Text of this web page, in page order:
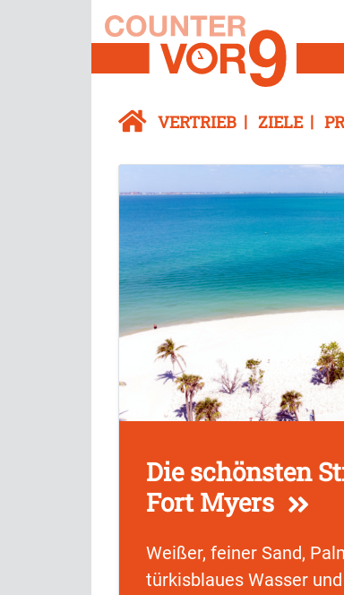
VERTRIEB ZIELE
Die schönsten
Fort Myers
Weißer, feiner Sand,
türkisblaues Wasser